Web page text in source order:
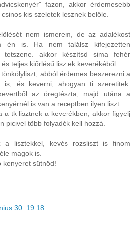
fazon, akkor érdemesebb
kis szeletek lesznek belőle.
nem ismerem, de az adalékost
én is. Ha nem találsz kifejezetten
tetszene, akkor készítsd sima fehér
teljes kiőrlésű lisztek keverékéből.
abból érdemes beszerezni a
és keverni, ahogyan ti szeretitek.
az öregtészta, majd utána a
is van a receptben ilyen liszt.
a tk lisztnek a keverékben, akkor figyelj
picivel több folyadék kell hozzá.
a lisztekkel, kevés rozsliszt is finom
magok is.
kenyeret sütnöd!
30. 19:18